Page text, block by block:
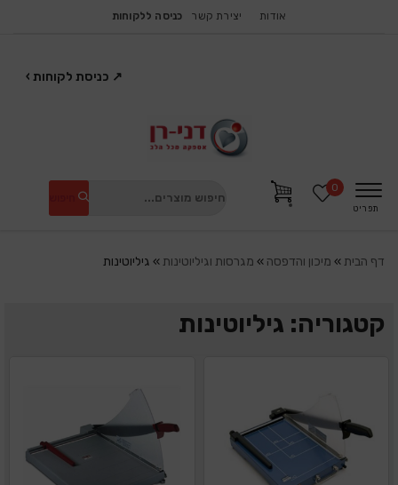
אודות יצירת קשר כניסה ללקוחות
↗ כניסת לקוחות ›
תפריט
0
דף הבית» מיכון והדפסה » מגרסות וגיליוטינות» גיליוטינות
קטגוריה: גיליוטינות